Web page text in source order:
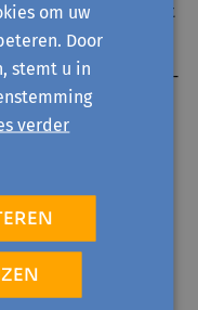
delen dat
precies steeds last-
Buiten het dragen
onduidelijk of
ons lang niet
zouden krijgen.
vooraf de
een maand
enorm veel taken
om uw
Door
stemt u in
verder